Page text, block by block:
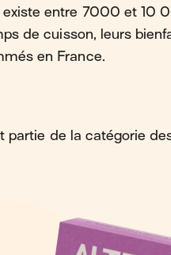
entre 7000 et 10
de cuisson, leurs
en France.
partie de la catégorie